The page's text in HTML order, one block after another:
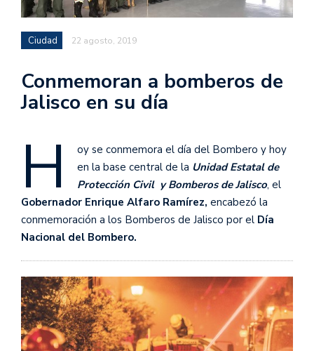
Ciudad 22 agosto, 2019
Conmemoran a bomberos de
Jalisco en su día
H
oy se conmemora el día del Bombero y hoy
en la base central de la Unidad Estatal de
Protección Civil y Bomberos de Jalisco, el
Gobernador Enrique Alfaro Ramírez, encabezó la
conmemoración a los Bomberos de Jalisco por el Día
Nacional del Bombero.